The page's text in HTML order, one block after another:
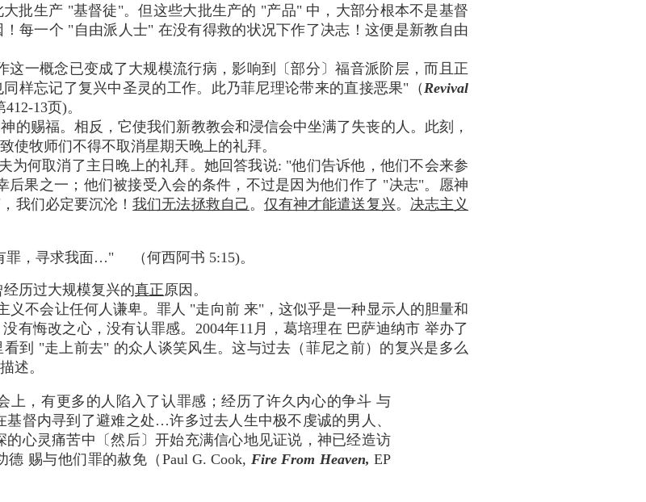
批生产 "基督徒"。但这些大批生产的 "产品" 中，大部分根本不是基督
每一个 "自由派人士" 在没有得救的状况下作了决志！这便是新教自由
这一概念已变成了大规模流行病，影响到〔部分〕福音派阶层，而且正
样忘记了复兴中圣灵的工作。此乃菲尼理论带来的直接恶果"（Revival
13页)。
的赐福。相反，它使我们新教教会和浸信会中坐满了失丧的人。此刻，
使牧师们不得不取消星期天晚上的礼拜。
为何取消了主日晚上的礼拜。她回答我说: "他们告诉他，他们不会来参
后果之一；他们被接受入会的条件，不过是因为他们作了 "决志"。愿神
我们必定要沉沦！我们无法拯救自己。 仅有神才能遣送复兴。 决志主义
罪，寻求我面…" （何西阿书 5:15)。
历过大规模复兴的真正原因。
义不会让任何人谦卑。罪人 "走向前 来"，这似乎是一种显示人的胆量和
有悔改之心，没有认罪感。2004年11月，葛培理在 巴萨迪纳市 举办了
到 "走上前去" 的众人谈笑风生。这与过去（菲尼之前）的复兴是多么
述。
上，有更多的人陷入了认罪感；经历了许久内心的争斗 与
基督内寻到了避难之处…许多过去人生中极不虔诚的男人、
的心灵痛苦中〔然后〕开始充满信心地见证说，神已经造访
赐与他们罪的赦免（Paul G. Cook, Fire From Heaven, EP